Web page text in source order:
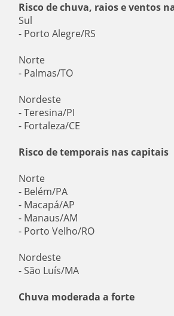
Risco de chuva, raios e ventos
Sul
- Porto Alegre/RS
Norte
- Palmas/TO
Nordeste
- Teresina/PI
- Fortaleza/CE
Risco de temporais nas capitais
Norte
- Belém/PA
- Macapá/AP
- Manaus/AM
- Porto Velho/RO
Nordeste
- São Luís/MA
Chuva moderada a forte